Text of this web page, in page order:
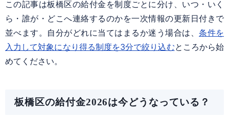
この記事は板橋区の給付金を制度ごとに分け、いつ・いく
ら・誰が・どこへ連絡するのかを一次情報の更新日付きで
並べます。自分がどれに当てはまるか迷う場合は、条件を
入力して対象になり得る制度を3分で絞り込むところから始
めてください。
板橋区の給付金2026は今どうなっている？